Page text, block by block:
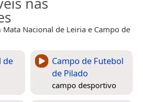
Nacional de Leiria e Campo de
de
Campo de Futebol
de Pilado
campo desportivo